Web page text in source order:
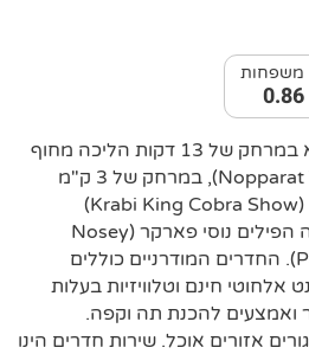
משפחות
0.86
אתר נופש יוקרתי זה נמצא במרחק של 13 דקות הליכה מחוף
נופאראט טהארה (Nopparat Thara), במרחק של 3 ק"מ
ממופע קראבי קינג קוברה (Krabi King Cobra Show)
ובמרחק של 6 ק"מ ממחנה הפילים נוסי פארקר (Nosey
Parker's Elephant Camp). החדרים המודרניים כוללים
חינם וטלוויזיות בעלות
ואמצעים להכנת תה וקפה.
אזורים אוכל. שירות חדרים הינו